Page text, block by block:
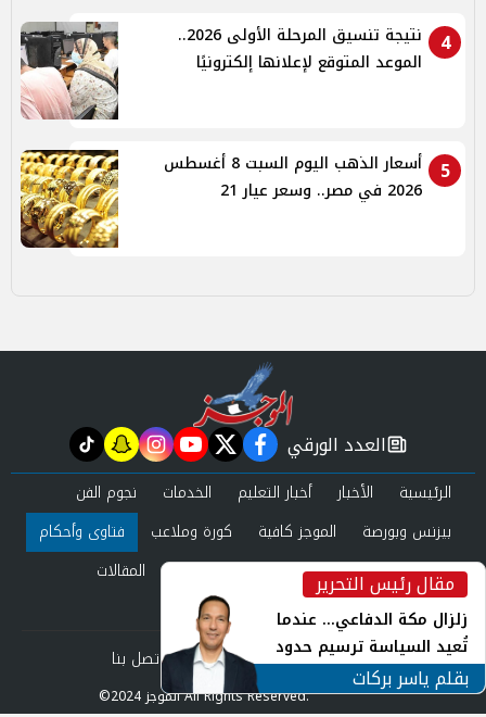
4
نتيجة تنسيق المرحلة الأولى 2026..
الموعد المتوقع لإعلانها إلكترونيًا
5
أسعار الذهب اليوم السبت 8 أغسطس
2026 في مصر.. وسعر عيار 21
مقال رئيس التحرير
زلزال مكة الدفاعي... عندما
تُعيد السياسة ترسيم حدود
الأمن القومي العربي
بقلم ياسر بركات
newspaper
العدد الورقي facebook
twitter
youtube
instagram
snapchat
tiktok
الرئيسية الأخبار أخبار التعليم الخدمات
نجوم الفن
بيزنس وبورصة
الموجز كافية كورة وملاعب
فتاوى وأحكام
صحة وجمال
عرب وعالم حوادث ومحاكم
المقالات
العدد الورقي
من نحن
سياسة الخصوصية اتصل بنا
©2024 الموجز All Rights Reserved.